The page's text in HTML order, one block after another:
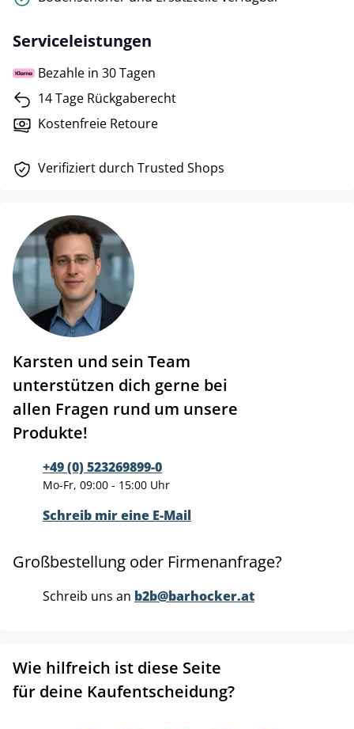
Serviceleistungen
Bezahle in 30 Tagen
14 Tage Rückgaberecht
Kostenfreie Retoure
Verifiziert durch Trusted Shops
Karsten und sein Team
unterstützen dich gerne bei
allen Fragen rund um unsere
Produkte!
+49 (0) 523269899-0
Mo-Fr, 09:00 - 15:00 Uhr
Schreib mir eine E-Mail
Großbestellung oder Firmenanfrage?
Schreib uns an b2b@barhocker.at
Wie hilfreich ist diese Seite
für deine Kaufentscheidung?